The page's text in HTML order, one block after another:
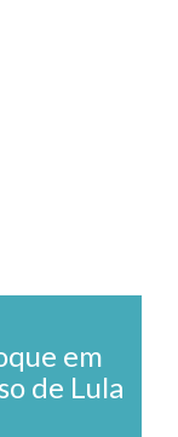
em
de Lula